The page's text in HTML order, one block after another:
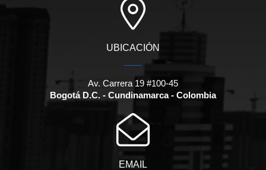
UBICACIÓN
Av. Carrera 19 #100-45
Bogotá D.C. - Cundinamarca - Colombia
EMAIL